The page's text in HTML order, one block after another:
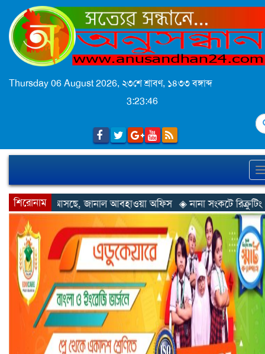
Thursday 06 August 2026, ২৩শে শ্রাবণ, ১৪৩৩ বঙ্গাব্দ
3:23:48
শিরোনাম
আবহাওয়া অফিস ◈ নানা সংকটে রিক্রুটিং এজেন্সি, হুমকির মুখে শ্রম